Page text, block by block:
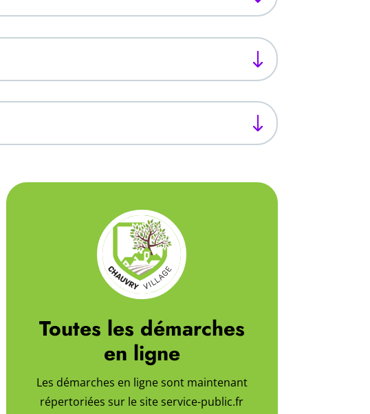
Toutes les démarches
en ligne
Les démarches en ligne sont maintenant
répertoriées sur le site service-public.fr